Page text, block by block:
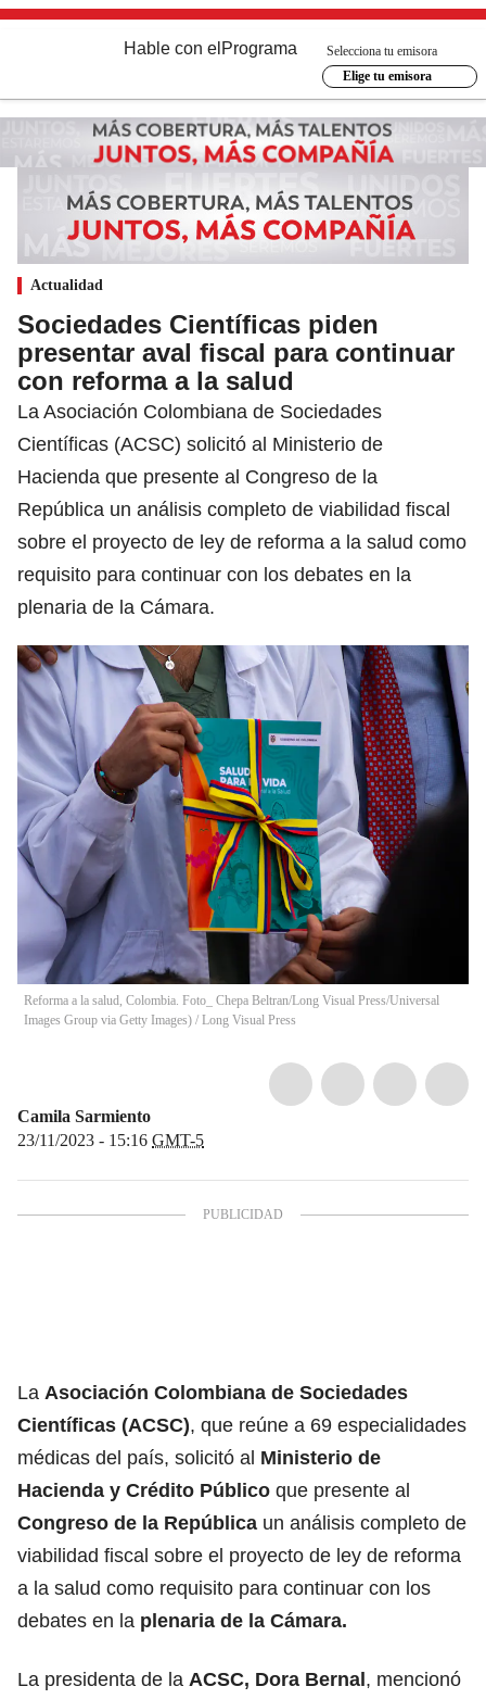
Hable con el Programa
Selecciona tu emisora
Elige tu emisora
Actualidad
Sociedades Científicas piden
presentar aval fiscal para continuar
con reforma a la salud
La Asociación Colombiana de Sociedades
Científicas (ACSC) solicitó al Ministerio de
Hacienda que presente al Congreso de la
República un análisis completo de viabilidad fiscal
sobre el proyecto de ley de reforma a la salud como
requisito para continuar con los debates en la
plenaria de la Cámara.
Reforma a la salud, Colombia. Foto_ Chepa Beltran/Long Visual Press/Universal
Images Group via Getty Images) / Long Visual Press
Camila Sarmiento
23/11/2023 - 15:16 GMT-5
La Asociación Colombiana de Sociedades
Científicas (ACSC), que reúne a 69 especialidades
médicas del país, solicitó al Ministerio de
Hacienda y Crédito Público que presente al
Congreso de la República un análisis completo de
viabilidad fiscal sobre el proyecto de ley de reforma
a la salud como requisito para continuar con los
debates en la plenaria de la Cámara.
La presidenta de la ACSC, Dora Bernal, mencionó